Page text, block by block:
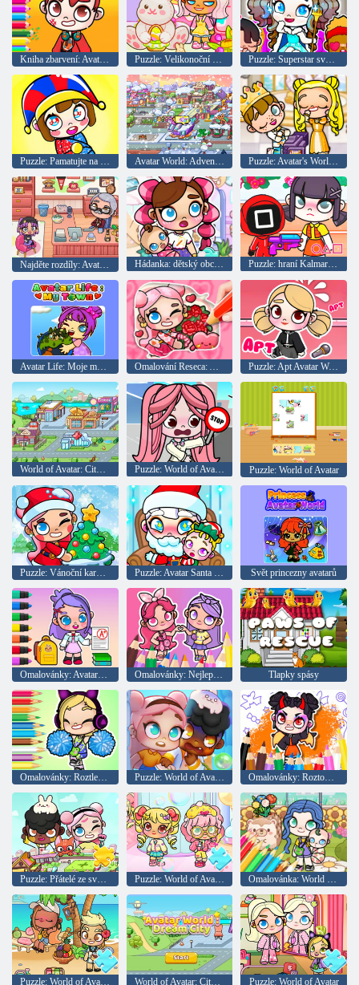
Puzzle: Pamatujte na svět avataru Avatar World: Adventure Puzzle: Avatar's World Film Studio
Najděte rozdíly: Avatarův svět Hádanka: dětský obchod avatar
Avatar Life: Moje město Omalování Reseca: Avatar na Valentýna Puzzle: Apt Avatar World
World of Avatar: City of Dreams Puzzle: World of Avatar Traffic Puzzle: World of Avatar
Svět princezny avatarů
Omalovánky: Avatarův školní den Omalovánky: Nejlepší přátelé ve světě Avatara Tlapky spásy
Puzzle: World of Avatar Halloween
Puzzle: Přátelé ze světa Avatar Puzzle: World of Avatar: Candy Girl Omalovánka: World of Avatars Péče o děti
World of Avatar: City of Dreams Puzzle: World of Avatar